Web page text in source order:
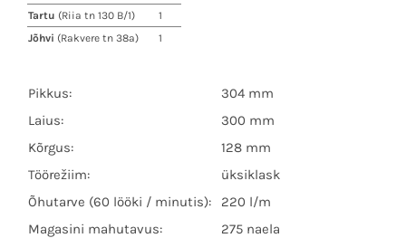
Tartu (Riia tn 130 B/1)
1
Jõhvi (Rakvere tn 38a) 1
Pikkus:
304 mm
Laius:
300 mm
Kõrgus:
128 mm
Töörežiim:
üksiklask
Õhutarve (60 lööki / minutis):
220 l/m
Magasini mahutavus:
275 naela